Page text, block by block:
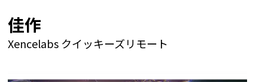
佳作
Xencelabs クイッキーズリモート